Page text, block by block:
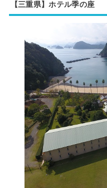
【三重県】ホテル季の座